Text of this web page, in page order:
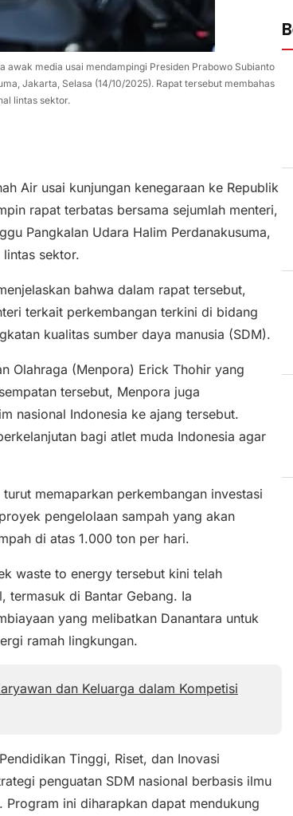
media usai mendampingi Presiden Prabowo Subianto
Jakarta, Selasa (14/10/2025). Rapat tersebut membahas
lintas sektor.
Air usai kunjungan kenegaraan ke Republik
rapat terbatas bersama sejumlah menteri,
Pangkalan Udara Halim Perdanakusuma,
sektor.
bahwa dalam rapat tersebut,
terkait perkembangan terkini di bidang
kualitas sumber daya manusia (SDM).
Olahraga (Menpora) Erick Thohir yang
tersebut, Menpora juga
nasional Indonesia ke ajang tersebut.
bagi atlet muda Indonesia agar
memaparkan perkembangan investasi
pengelolaan sampah yang akan
di atas 1.000 ton per hari.
waste to energy tersebut kini telah
termasuk di Bantar Gebang. Ia
yang melibatkan Danantara untuk
ramah lingkungan.
dan Keluarga dalam Kompetisi
Tinggi, Riset, dan Inovasi
penguatan SDM nasional berbasis ilmu
ini diharapkan dapat mendukung